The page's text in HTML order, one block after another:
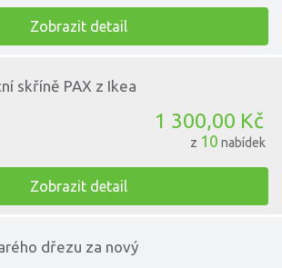
Zobrazit detail
skříně PAX z Ikea
1 300,00 Kč
z 10 nabídek
Zobrazit detail
dřezu za nový